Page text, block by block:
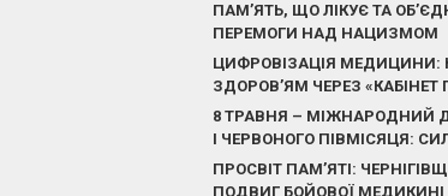
ПАМ’ЯТЬ, ЩО ЛІКУЄ ТА
ПЕРЕМОГИ НАД НАЦИЗМОМ
ЦИФРОВІЗАЦІЯ МЕДИЦИНИ:
ЗДОРОВ’ЯМ ЧЕРЕЗ «КАБІНЕТ
8 ТРАВНЯ – МІЖНАРОДНИЙ
І ЧЕРВОНОГО ПІВМІСЯЦЯ:
ПРОСВІТ ПАМ’ЯТІ:
ПОДВИГ БОЙОВОЇ